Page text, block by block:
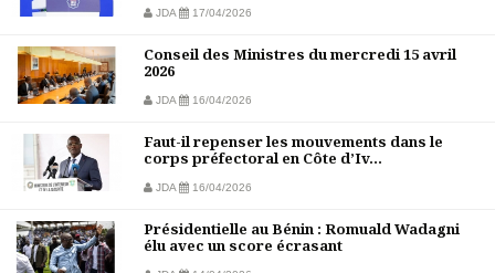
JDA 17/04/2026
Conseil des Ministres du mercredi 15 avril
2026
JDA 16/04/2026
Faut-il repenser les mouvements dans le
corps préfectoral en Côte d’Iv...
JDA 16/04/2026
Présidentielle au Bénin : Romuald Wadagni
élu avec un score écrasant